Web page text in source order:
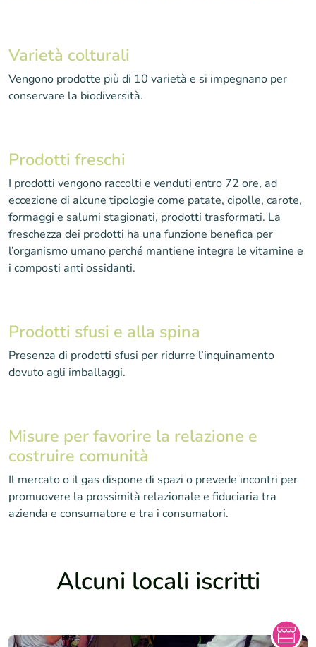
Varietà colturali
Vengono prodotte più di 10 varietà e si impegnano per
conservare la biodiversità.
Prodotti freschi
I prodotti vengono raccolti e venduti entro 72 ore, ad
eccezione di alcune tipologie come patate, cipolle, carote,
formaggi e salumi stagionati, prodotti trasformati. La
freschezza dei prodotti ha una funzione benefica per
l’organismo umano perché mantiene integre le vitamine e
i composti anti ossidanti.
Prodotti sfusi e alla spina
Presenza di prodotti sfusi per ridurre l’inquinamento
dovuto agli imballaggi.
Misure per favorire la relazione e
costruire comunità
Il mercato o il gas dispone di spazi o prevede incontri per
promuovere la prossimità relazionale e fiduciaria tra
azienda e consumatore e tra i consumatori.
Alcuni locali iscritti